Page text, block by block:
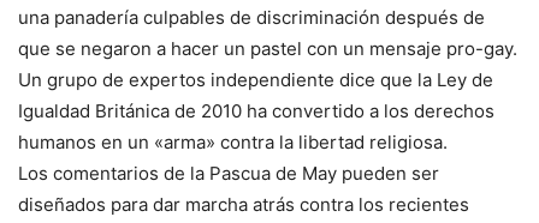
una panadería culpables de discriminación después de
que se negaron a hacer un pastel con un mensaje pro-gay.
Un grupo de expertos independiente dice que la Ley de
Igualdad Británica de 2010 ha convertido a los derechos
humanos en un «arma» contra la libertad religiosa.
Los comentarios de la Pascua de May pueden ser
diseñados para dar marcha atrás contra los recientes